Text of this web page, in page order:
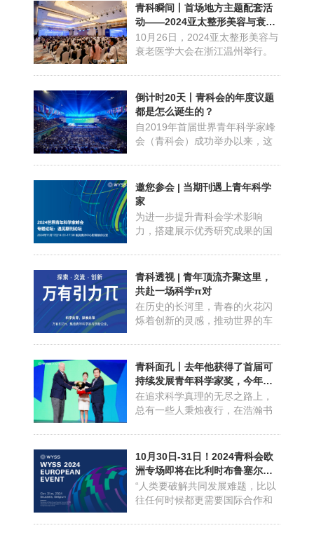
青科瞬间丨首场地方主题配套活
动——2024亚太整形美容与衰老
医学大会举行
10月26日，2024亚太整形美容与
衰老医学大会在浙江温州举行。
会（简称青科会）的首场地方主
题配套活动。 多位诺贝尔奖获奖
科学家和1200多位专家学者共聚
一堂 本次大会以“聚焦全球医美
创新引领未来”为主题。来自全球
20多个国家和地区...
倒计时20天丨青科会的年度议题
都是怎么诞生的？
自2019年首届世界青年科学家峰
会（青科会）成功举办以来，这
入了第六年的辉煌历程。历届青
科会，犹如科技创新的璀璨星
河，汇聚了来自世界各地的青年
才俊。他们或深入探讨人工智能
与大数据的最新进展，试图揭示
数字世界的奥秘；或聚焦新能
源...
邀您参会 | 当期刊遇上青年科学
家
为进一步提升青科会学术影响
力，搭建展示优秀研究成果的国
年科技人才成长和发展方面的作
用，为青年科技工作者写作、发
表论文开展指导和培训，促进青
年科技工作者之间的交流合作。
2024青科会期间，将举办2024遇
见期刊论坛（2024 Meet the ...
青科透视 | 青年顶流齐聚这里，
共赴一场科学π对
在历史的长河里，青春的火花闪
烁着创新的灵感，推动世界的车
苹果启发，揭示万有引力定律，
奠定现代天体物理学基石；28
岁，钱学森与导师创立“卡门－钱
近似”公式，世界空气动力学界为
之震撼；26岁，爱因斯坦凭借狭
义相对论，开启物理学的新...
青科面孔丨去年他获得了首届可
持续发展青年科学家奖，今年他
马不停蹄召集这个论坛
在追求科学真理的无尽之路上，
总有一些人秉烛夜行，在浩瀚书
新知，以科学家精神照亮真理之
路。张强，清华大学化学工程系
教授，便是这样一束科学之光。
2023年，因在能源化学与能源材
料领域的贡献，张强从35个国家
和地区的候选人中脱颖而出，...
10月30日-31日！2024青科会欧
洲专场即将在比利时布鲁塞尔开
启
“人类要破解共同发展难题，比以
往任何时候都更需要国际合作和
推动青年创新合作，是各国共同